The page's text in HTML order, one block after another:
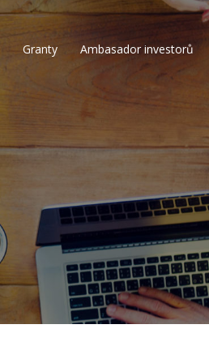
Granty Ambasador investorů